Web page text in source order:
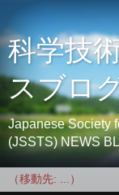
科学技
スブロ
Japanese Society
(JSSTS) NEWS